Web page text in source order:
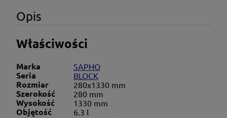
Opis
Właściwości
Marka SAPHO
Seria BLOCK
Rozmiar 280x1330 mm
Szerokość 280 mm
Wysokość 1330 mm
Objętość 6.3 l